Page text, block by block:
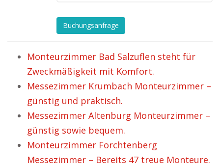
Buchungsanfrage
Monteurzimmer Bad Salzuflen steht für
Zweckmäßigkeit mit Komfort.
Messezimmer Krumbach Monteurzimmer –
günstig und praktisch.
Messezimmer Altenburg Monteurzimmer –
günstig sowie bequem.
Monteurzimmer Forchtenberg
Messezimmer – Bereits 47 treue Monteure.